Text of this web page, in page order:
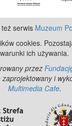
serwis Muzeum
cookies.
warunki ich używania.
przez
zaprojektowany i
Multimedia Cafe.